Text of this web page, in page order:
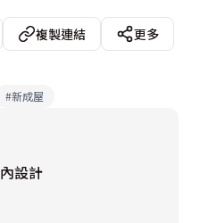
感內化設計力度。最後，
脫實牆生硬，換以琉璃玻
姿態揚升場景風華。
複製連結
更多
#新成屋
設計